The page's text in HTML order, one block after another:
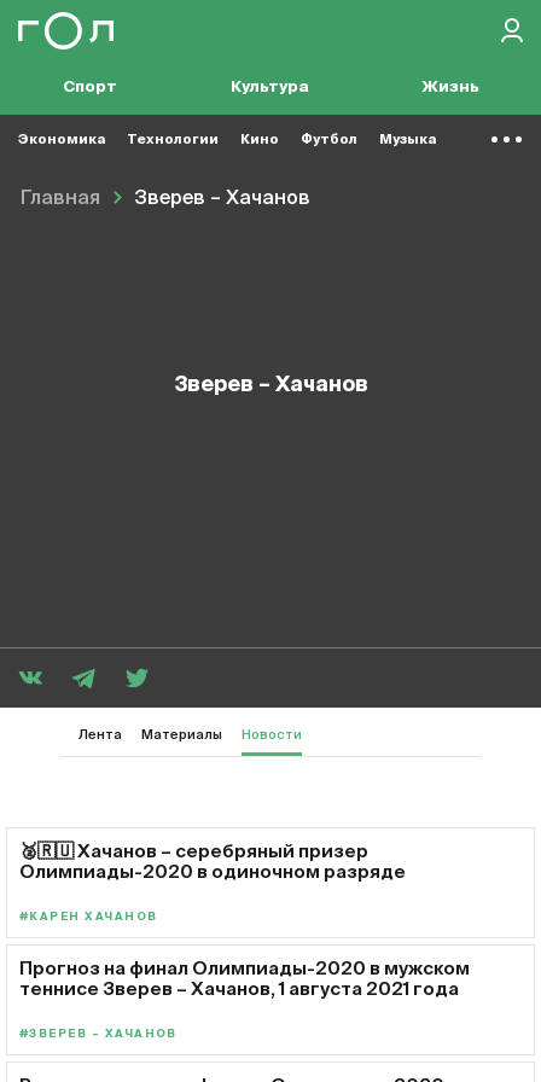
Спорт Культура Жизнь
Экономика Технологии Кино Футбол Музыка
Главная Зверев – Хачанов
Зверев – Хачанов
Лента Материалы Новости
🥈🇷🇺 Хачанов – серебряный призер
Олимпиады-2020 в одиночном разряде
#КАРЕН ХАЧАНОВ
Прогноз на финал Олимпиады-2020 в мужском
теннисе Зверев – Хачанов, 1 августа 2021 года
#ЗВЕРЕВ – ХАЧАНОВ